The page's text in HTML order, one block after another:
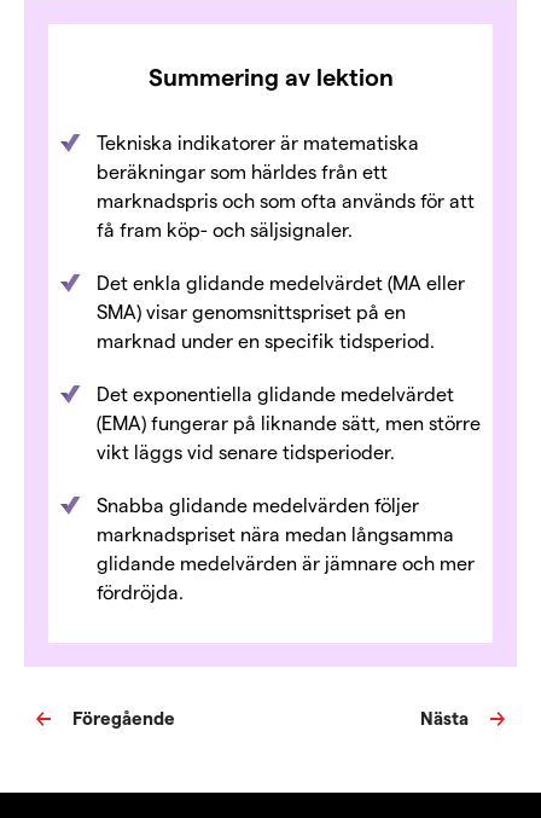
Summering av lektion
Tekniska indikatorer är matematiska
beräkningar som härldes från ett
marknadspris och som ofta används för att
få fram köp- och säljsignaler.
Det enkla glidande medelvärdet (MA eller
SMA) visar genomsnittspriset på en
marknad under en specifik tidsperiod.
Det exponentiella glidande medelvärdet
(EMA) fungerar på liknande sätt, men större
vikt läggs vid senare tidsperioder.
Snabba glidande medelvärden följer
marknadspriset nära medan långsamma
glidande medelvärden är jämnare och mer
fördröjda.
Föregående Nästa